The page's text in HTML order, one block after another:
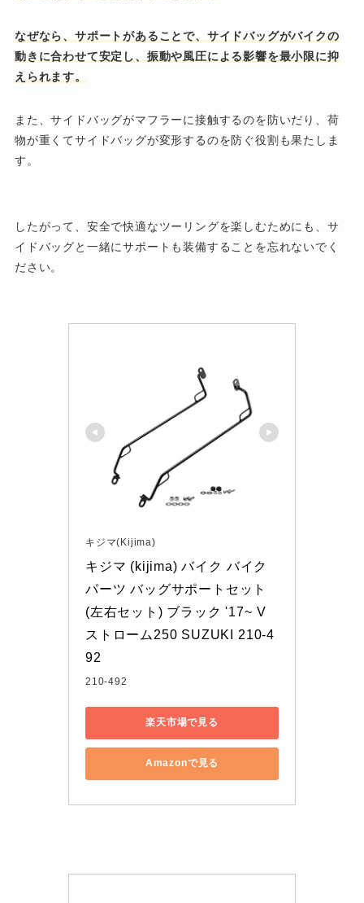
なぜなら、サポートがあることで、サイドバッグがバイクの
動きに合わせて安定し、振動や風圧による影響を最小限に抑
えられます。
また、サイドバッグがマフラーに接触するのを防いだり、荷
物が重くてサイドバッグが変形するのを防ぐ役割も果たしま
す。
したがって、安全で快適なツーリングを楽しむためにも、サ
イドバッグと一緒にサポートも装備することを忘れないでく
ださい。
キジマ(Kijima)
キジマ (kijima) バイク バイク
パーツ バッグサポートセット
(左右セット) ブラック '17~ V
ストローム250 SUZUKI 210-4
92
210-492
楽天市場で見る
Amazonで見る